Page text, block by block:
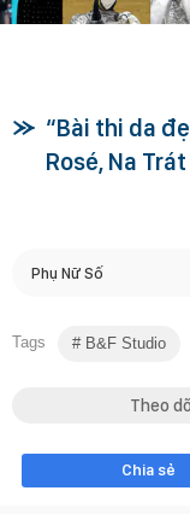
“Bài thi da
Rosé, Na
Phụ Nữ Số
Tags B&F Studio
Theo
Chia sẻ